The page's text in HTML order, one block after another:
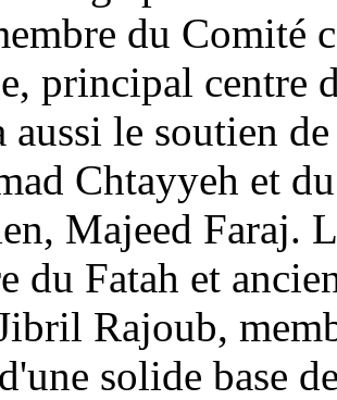
du Comité
principal centre
aussi le soutien
Chtayyeh et
Majeed Faraj.
du Fatah et
Rajoub,
solide base